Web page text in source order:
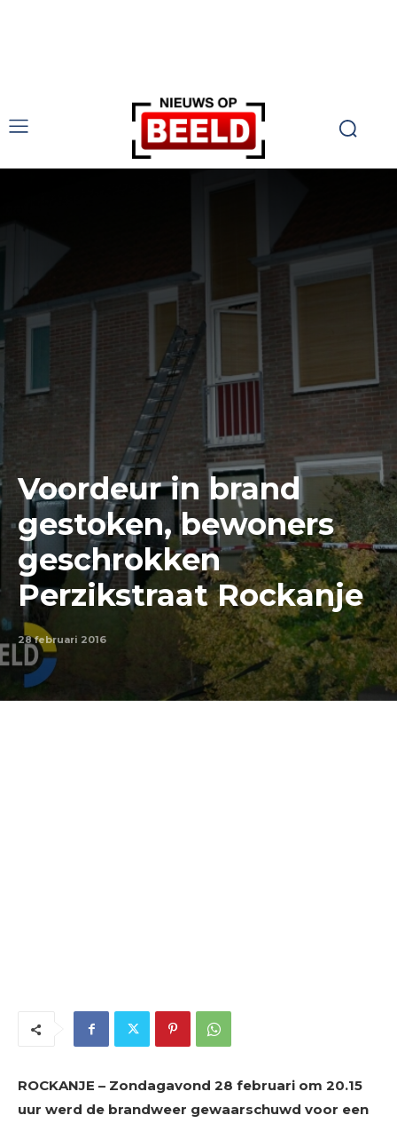
Voordeur in brand
gestoken, bewoners
geschrokken
Perzikstraat Rockanje
28 februari 2016
ROCKANJE – Zondagavond 28 februari om 20.15
uur werd de brandweer gewaarschuwd voor een